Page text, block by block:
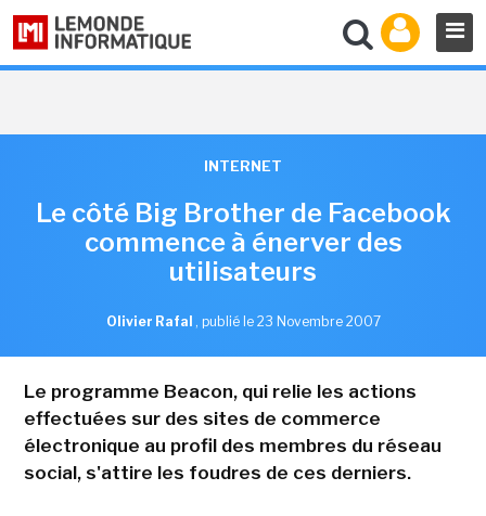
INTERNET
Le côté Big Brother de Facebook
commence à énerver des
utilisateurs
Olivier Rafal , publié le 23 Novembre 2007
Le programme Beacon, qui relie les actions
effectuées sur des sites de commerce
électronique au profil des membres du réseau
social, s'attire les foudres de ces derniers.